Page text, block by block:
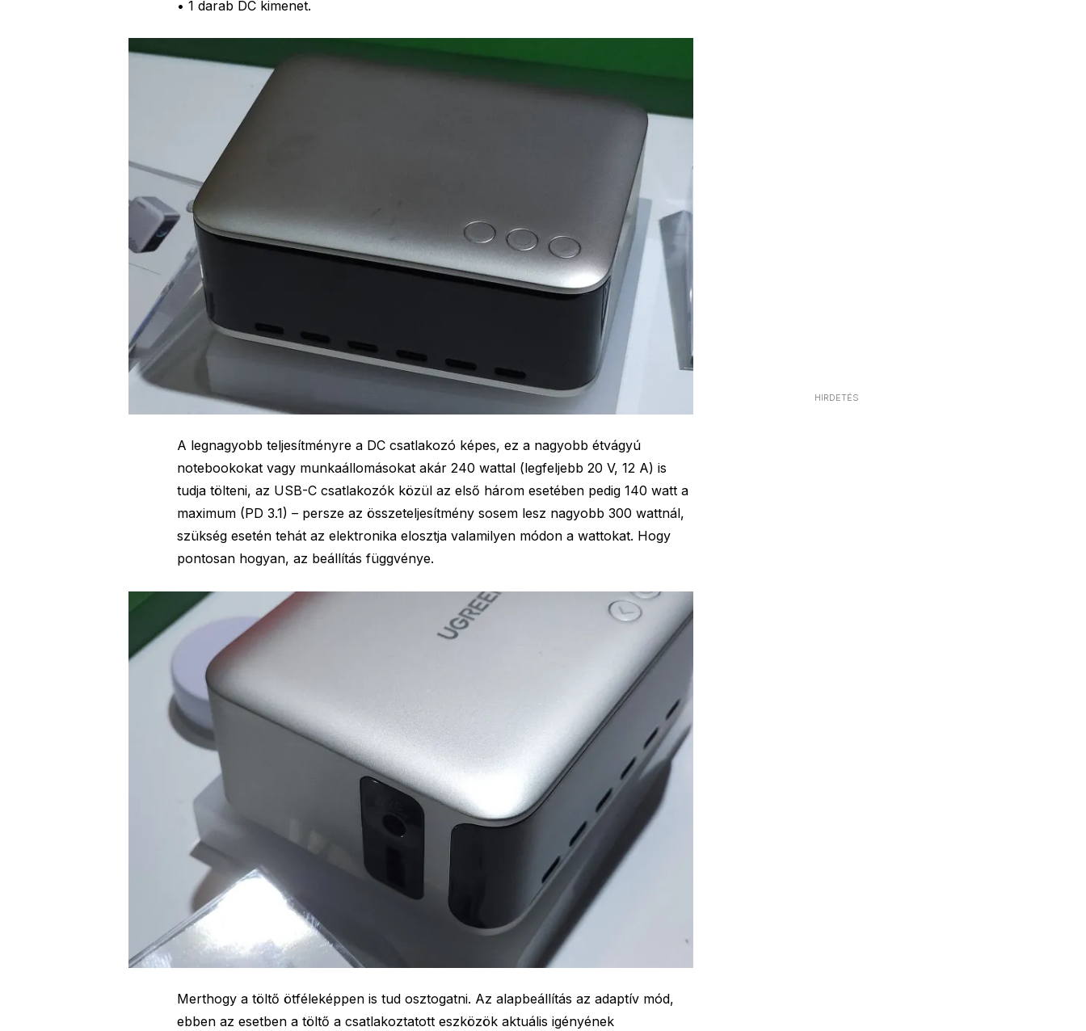
HIRDETÉS
• 1 darab DC kimenet.
A legnagyobb teljesítményre a DC csatlakozó képes, ez a nagyobb étvágyú
notebookokat vagy munkaállomásokat akár 240 wattal (legfeljebb 20 V, 12 A) is
tudja tölteni, az USB-C csatlakozók közül az első három esetében pedig 140 watt a
maximum (PD 3.1) – persze az összeteljesítmény sosem lesz nagyobb 300 wattnál,
szükség esetén tehát az elektronika elosztja valamilyen módon a wattokat. Hogy
pontosan hogyan, az beállítás függvénye.
Merthogy a töltő ötféleképpen is tud osztogatni. Az alapbeállítás az adaptív mód,
ebben az esetben a töltő a csatlakoztatott eszközök aktuális igényének